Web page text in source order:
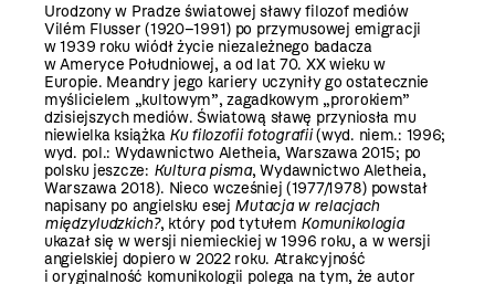
Urodzony w Pradze światowej sławy filozof mediów
Vilém Flusser (1920–1991) po przymusowej emigracji
w 1939 roku wiódł życie niezależnego badacza
w Ameryce Południowej, a od lat 70. XX wieku w
Europie. Meandry jego kariery uczyniły go ostatecznie
myślicielem „kultowym”, zagadkowym „prorokiem”
dzisiejszych mediów. Światową sławę przyniosła mu
niewielka książka Ku filozofii fotografii(wyd. niem.: 1996;
wyd. pol.: Wydawnictwo Aletheia, Warszawa 2015; po
polsku jeszcze: Kultura pisma, Wydawnictwo Aletheia,
Warszawa 2018). Nieco wcześniej (1977/1978) powstał
napisany po angielsku esej Mutacja w relacjach
międzyludzkich?, który pod tytułem Komunikologia
ukazał się w wersji niemieckiej w 1996 roku, a w wersji
angielskiej dopiero w 2022 roku. Atrakcyjność
i oryginalność komunikologii polega na tym, że autor